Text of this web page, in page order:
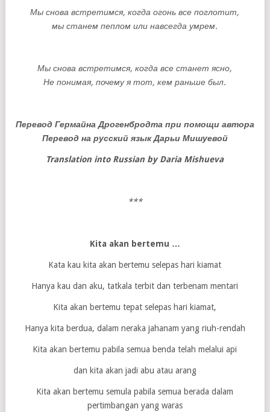
Мы снова встретимся, когда огонь все поглотит,
мы станем пеплом или навсегда умрем.
Мы снова встретимся, когда все станет ясно,
Не понимая, почему я тот, кем раньше был.
Перевод Гермайна Дрогенбродта при помощи автора
Перевод на русский язык Дарьи Мишуевой
Translation into Russian by Daria Mishueva
***
Kita akan bertemu …
Kata kau kita akan bertemu selepas hari kiamat
Hanya kau dan aku, tatkala terbit dan terbenam mentari
Kita akan bertemu tepat selepas hari kiamat,
Hanya kita berdua, dalam neraka jahanam yang riuh-rendah
Kita akan bertemu pabila semua benda telah melalui api
dan kita akan jadi abu atau arang
Kita akan bertemu semula pabila semua berada dalam
pertimbangan yang waras